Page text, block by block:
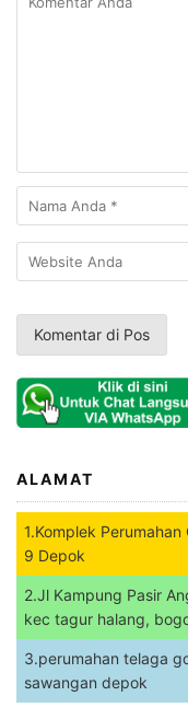
ALAMAT
1.Komplek
9 Depok
2.Jl Kampung Pasir
kec tagur halang,
3.perumahan telaga
sawangan depok